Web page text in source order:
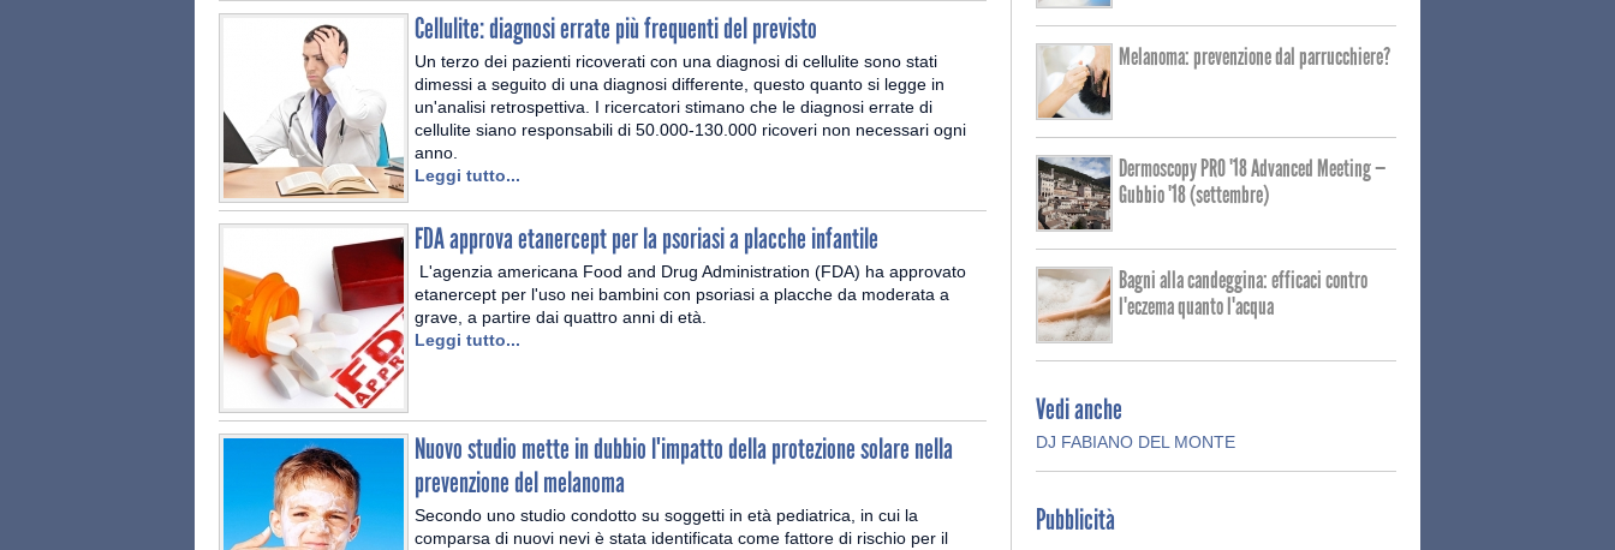
Cellulite: diagnosi errate più frequenti del previsto
Un terzo dei pazienti ricoverati con una diagnosi di cellulite sono stati
dimessi a seguito di una diagnosi differente, questo quanto si legge in
un'analisi retrospettiva. I ricercatori stimano che le diagnosi errate di
cellulite siano responsabili di 50.000-130.000 ricoveri non necessari ogni
anno.
Leggi tutto...
FDA approva etanercept per la psoriasi a placche infantile
L'agenzia americana Food and Drug Administration (FDA) ha approvato
etanercept per l'uso nei bambini con psoriasi a placche da moderata a
grave, a partire dai quattro anni di età.
Leggi tutto...
Nuovo studio mette in dubbio l'impatto della protezione solare nella
prevenzione del melanoma
Secondo uno studio condotto su soggetti in età pediatrica, in cui la
comparsa di nuovi nevi è stata identificata come fattore di rischio per il
Melanoma: prevenzione dal parrucchiere?
Dermoscopy PRO '18 Advanced Meeting —
Gubbio '18 (settembre)
Bagni alla candeggina: efficaci contro
l'eczema quanto l'acqua
Vedi anche
DJ FABIANO DEL MONTE
Pubblicità